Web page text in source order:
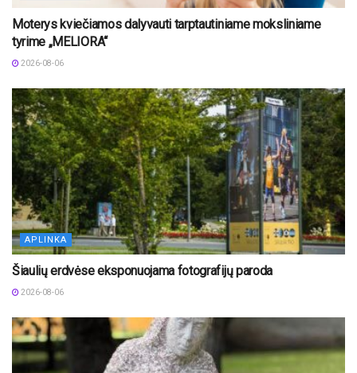
Moterys kviečiamos dalyvauti tarptautiniame moksliniame
tyrime „MELIORA“
2026-08-06
APLINKA
Šiaulių erdvėse eksponuojama fotografijų paroda
2026-08-06